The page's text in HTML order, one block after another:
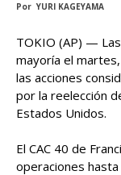
Por YURI KAGEYAMA
TOKIO (AP) —
mayoría el
las acciones
por la reelección
Estados Unidos.
El CAC 40 de
operaciones